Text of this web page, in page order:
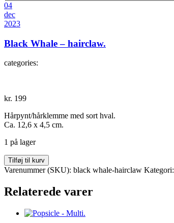
04
dec
2023
Black Whale – hairclaw.
categories:
kr. 199
Hårpynt/hårklemme med sort hval.
Ca. 12,6 x 4,5 cm.
1 på lager
Black
Whale
hairclaw.
antal
Tilføj til kurv
Varenummer (SKU): black whale-hairclaw Kategori:
Relaterede varer